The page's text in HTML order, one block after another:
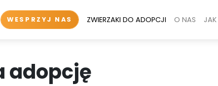
WESPRZYJ NAS ZWIERZAKI DO ADOPCJI O NAS
adopcję